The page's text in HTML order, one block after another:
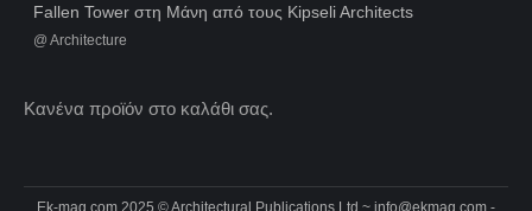
Fallen Tower στη Μάνη από τους Kipseli Architects
@ Architecture
Κανένα προϊόν στο καλάθι σας.
Ek-mag.com 2025 © Architectural Publications Ltd ~ info@ekmag.com -